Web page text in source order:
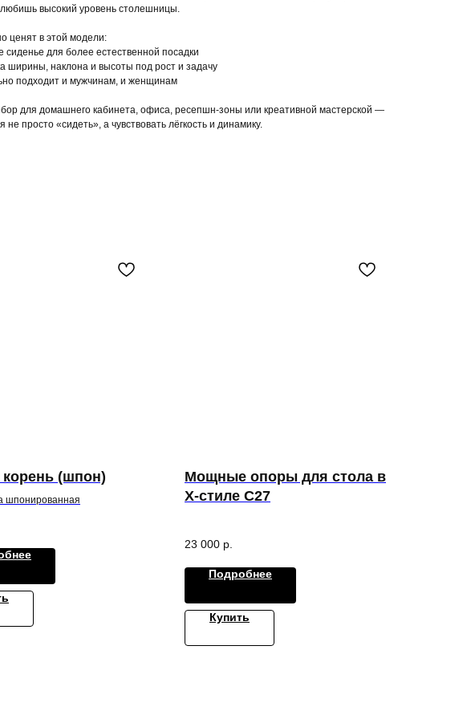
высокий уровень столешницы.
ценят в этой модели:
сиденье для более естественной посадки
ширины, наклона и высоты под рост и задачу
подходит и мужчинам, и женщинам
для домашнего кабинета, офиса, ресепшн-зоны или креативной мастерской —
не просто «сидеть», а чувствовать лёгкость и динамику.
(шпон)
шпонированная
Мощные опоры для стола в
X-стиле С27
23 000 р.
Подробнее
Купить